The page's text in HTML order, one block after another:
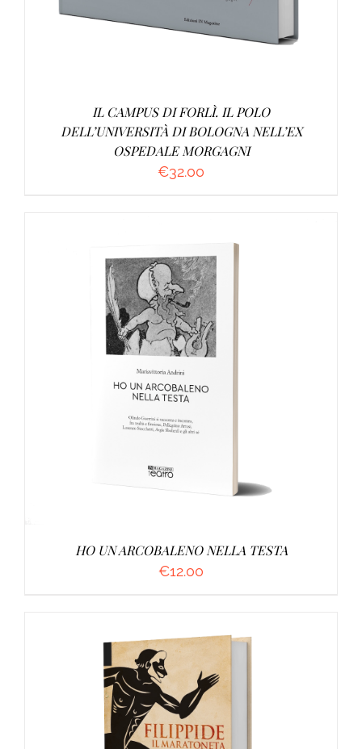
IL CAMPUS DI FORLÌ. IL POLO
DELL’UNIVERSITÀ DI BOLOGNA NELL’EX
OSPEDALE MORGAGNI
€32.00
AGGIUNGI AL CARRELLO
HO UN ARCOBALENO NELLA TESTA
€12.00